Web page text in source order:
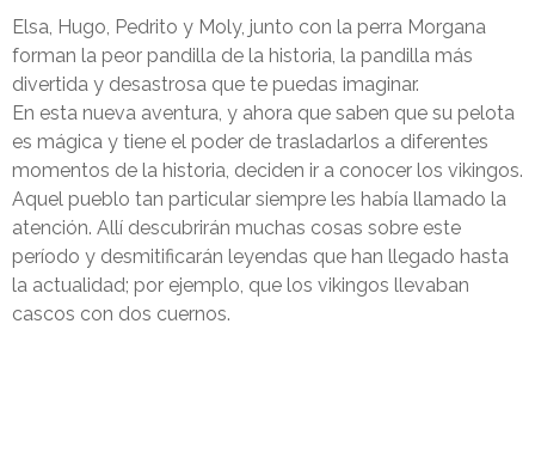
Elsa, Hugo, Pedrito y Moly, junto con la perra Morgana
forman la peor pandilla de la historia, la pandilla más
divertida y desastrosa que te puedas imaginar.
En esta nueva aventura, y ahora que saben que su pelota
es mágica y tiene el poder de trasladarlos a diferentes
momentos de la historia, deciden ir a conocer los vikingos.
Aquel pueblo tan particular siempre les había llamado la
atención. Allí descubrirán muchas cosas sobre este
período y desmitificarán leyendas que han llegado hasta
la actualidad; por ejemplo, que los vikingos llevaban
cascos con dos cuernos.